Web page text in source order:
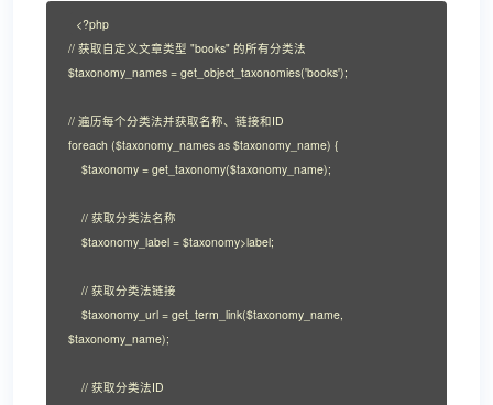
<?php
// 获取自定义文章类型 "books" 的所有分类法
$taxonomy_names = get_object_taxonomies('books');
// 遍历每个分类法并获取名称、链接和ID
foreach ($taxonomy_names as $taxonomy_name) {
$taxonomy_name);